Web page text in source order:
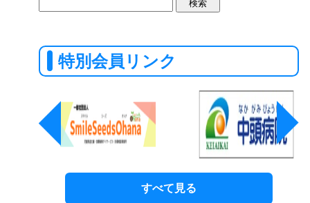
索:
特別会員リンク
すべて見る